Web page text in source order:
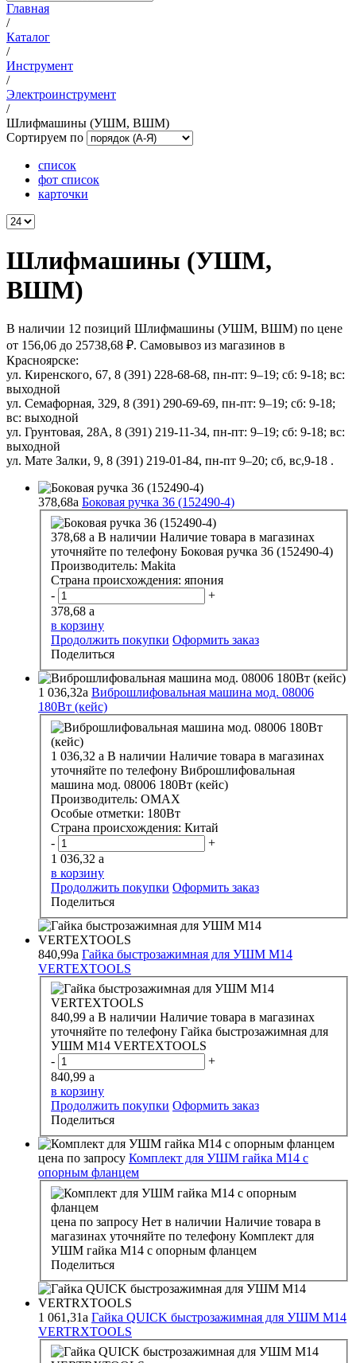
Главная
/
Каталог
/
Инструмент
/
Электроинструмент
/
Шлифмашины (УШМ, ВШМ)
Сортируем по
список
фот список
карточки
Шлифмашины (УШМ,
ВШМ)
В наличии 12 позиций Шлифмашины (УШМ, ВШМ) по цене
от 156,06 до 25738,68 ₽. Самовывоз из магазинов в
Красноярске:
ул. Киренского, 67, 8 (391) 228-68-68, пн-пт: 9–19; сб: 9-18; вс:
выходной
ул. Семафорная, 329, 8 (391) 290-69-69, пн-пт: 9–19; сб: 9-18;
вс: выходной
ул. Грунтовая, 28А, 8 (391) 219-11-34, пн-пт: 9–19; сб: 9-18; вс:
выходной
ул. Мате Залки, 9, 8 (391) 219-01-84, пн-пт 9–20; сб, вс,9-18 .
378,68a Боковая ручка 36 (152490-4)
378,68 a В наличии Наличие товара в магазинах
уточняйте по телефону Боковая ручка 36 (152490-4)
Производитель: Makita
Страна происхождения: япония
-
+
378,68 a
в корзину
Продолжить покупки Оформить заказ
Поделиться
1 036,32a Виброшлифовальная машина мод. 08006
180Вт (кейс)
1 036,32 a В наличии Наличие товара в магазинах
уточняйте по телефону Виброшлифовальная
машина мод. 08006 180Вт (кейс)
Производитель: ОМАХ
Особые отметки: 180Вт
Страна происхождения: Китай
-
+
1 036,32 a
в корзину
Продолжить покупки Оформить заказ
Поделиться
840,99a Гайка быстрозажимная для УШМ М14
VERTEXTOOLS
840,99 a В наличии Наличие товара в магазинах
уточняйте по телефону Гайка быстрозажимная для
УШМ М14 VERTEXTOOLS
-
+
840,99 a
в корзину
Продолжить покупки Оформить заказ
Поделиться
цена по запросу Комплект для УШМ гайка М14 с
опорным фланцем
цена по запросу Нет в наличии Наличие товара в
магазинах уточняйте по телефону Комплект для
УШМ гайка М14 с опорным фланцем
Поделиться
1 061,31a Гайка QUICK быстрозажимная для УШМ М14
VERTRXTOOLS